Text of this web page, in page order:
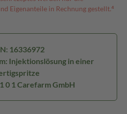
Eigenanteile in Rechnung gestellt.⁴
16336972
Injektionslösung in einer
0 1 Carefarm GmbH